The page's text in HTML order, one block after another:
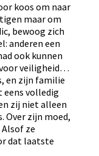
koos om naar
maar om
bewoog zich
anderen een
ook kunnen
veiligheid…
en zijn familie
eens volledig
zij niet alleen
Over zijn moed,
ze
dat laatste